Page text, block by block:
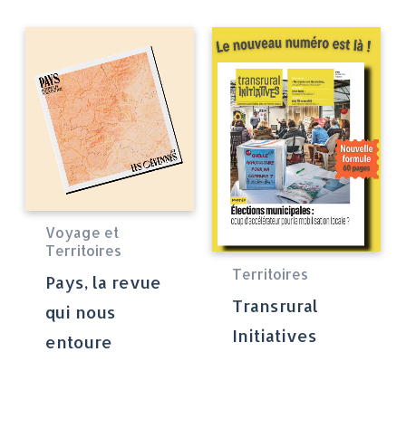
Voyage et
Territoires
Pays, la revue
qui nous
entoure
Territoires
Transrural
Initiatives